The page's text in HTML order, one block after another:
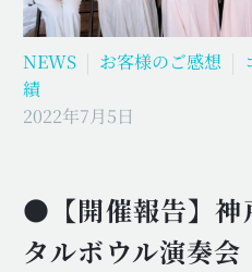
NEWS お客様のご感想
績
2022年7月5日
●【開催報告】神
タルボウル演奏会